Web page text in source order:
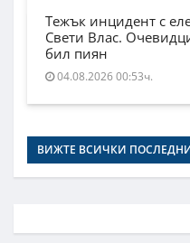
Тежък инцидент с
Свети Влас.
бил пиян
04.08.2026 00:53ч.
ВИЖТЕ ВСИЧКИ